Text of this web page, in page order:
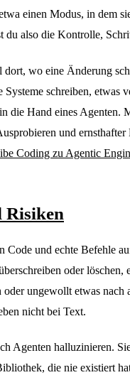
einen Modus, in dem
du also die Kontrolle,
wo eine Änderung
schreiben, etwas
die Hand eines Agenten.
und
Coding zu Agentic
Risiken
Code und echte Befehle
oder löschen,
ungewollt etwas nach
nicht bei Text.
Agenten halluzinieren.
die nie existiert